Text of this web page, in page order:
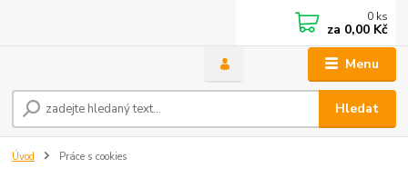
Menu
Hledat
0 ks
za 0,00 Kč
Úvod Práce s cookies